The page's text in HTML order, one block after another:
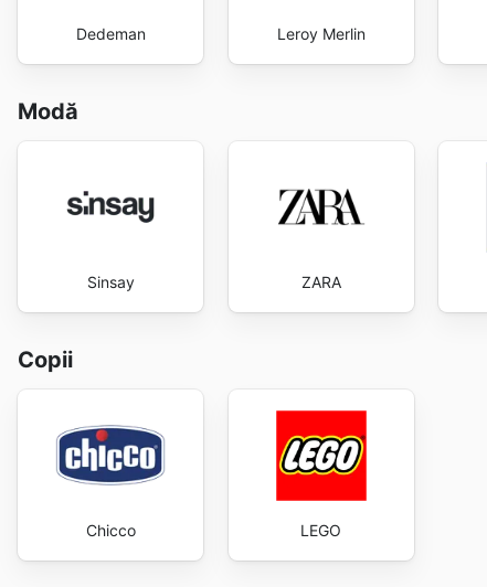
Dedeman Leroy Merlin
Modă
Sinsay ZARA
Copii
Chicco LEGO